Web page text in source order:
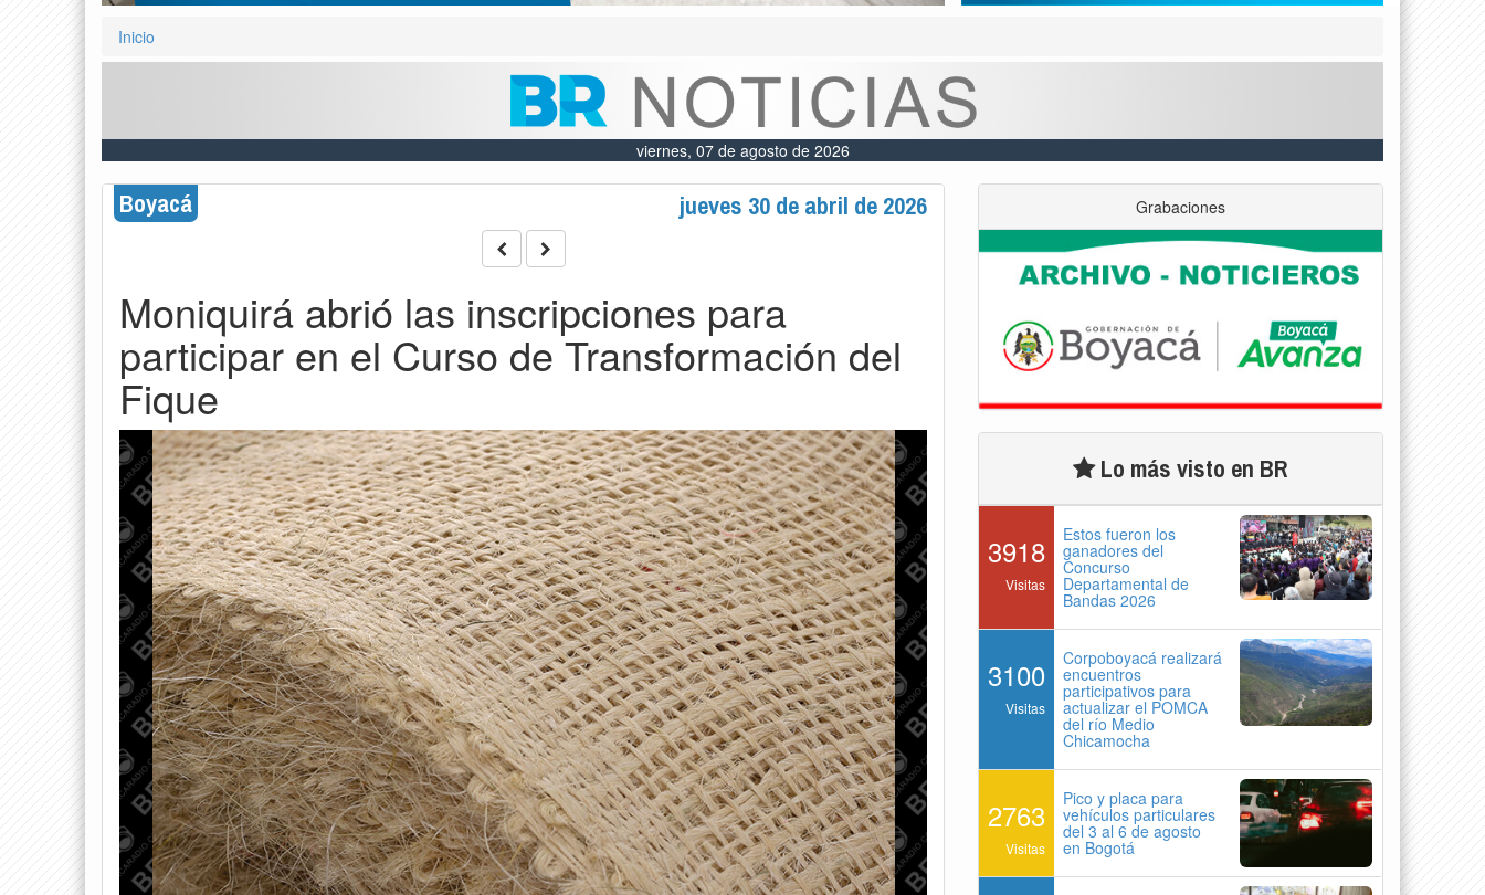
Inicio
viernes, 07 de agosto de 2026
Boyacá jueves 30 de abril de 2026
Moniquirá abrió las inscripciones para
participar en el Curso de Transformación del
Fique
Grabaciones
Lo más visto en BR
3918
Visitas
Estos fueron los
ganadores del
Concurso
Departamental de
Bandas 2026
3100
Visitas
Corpoboyacá realizará
encuentros
participativos para
actualizar el POMCA
del río Medio
Chicamocha
2763
Visitas
Pico y placa para
vehículos particulares
del 3 al 6 de agosto
en Bogotá